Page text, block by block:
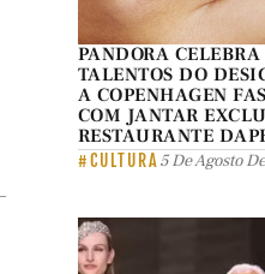
PANDORA CELEBRA
TALENTOS DO
A COPENHAGEN
COM JANTAR
RESTAURANTE
#CULTURA5 De Agosto